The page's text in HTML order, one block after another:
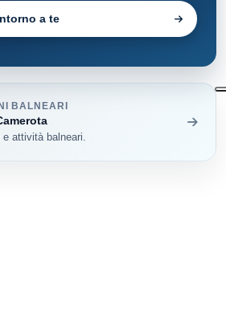
a te
BALNEARI
attività balneari.